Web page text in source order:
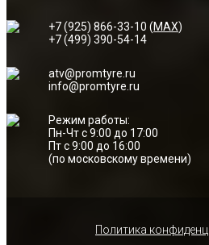
+7 (925) 866-33-10 (MAX)
+7 (499) 390-54-14
atv@promtyre.ru
info@promtyre.ru
Режим работы:
Пн-Чт с 9:00 до 17:00
Пт с 9:00 до 16:00
(по московскому времени)
Политика